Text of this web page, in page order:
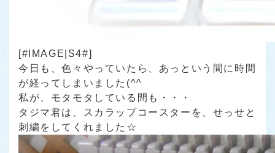
[#IMAGE|S4#]
今日も、色々やっていたら、あっという間に時間
が経ってしまいました(^^ゞ
私が、モタモタしている間も・・・
タジマ君は、スカラップコースターを、せっせと
刺繍をしてくれました☆